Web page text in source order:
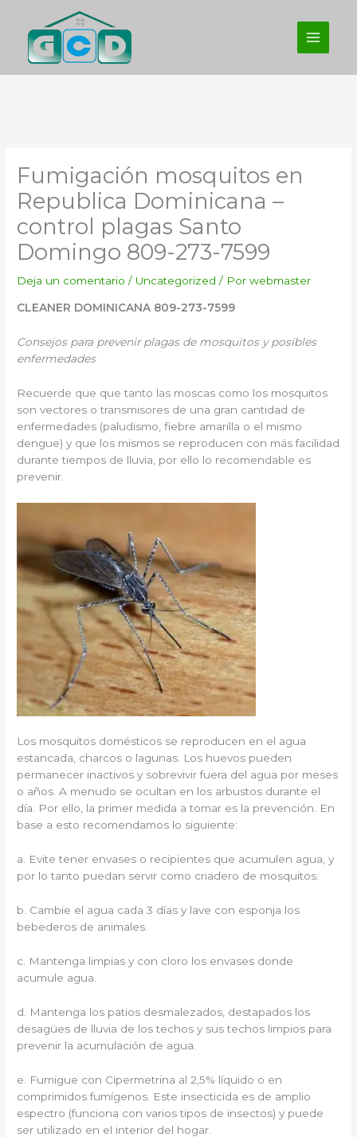
contenido
Fumigación mosquitos en
Republica Dominicana –
control plagas Santo
Domingo 809-273-7599
Deja un comentario / Uncategorized / Porwebmaster
CLEANER DOMINICANA 809-273-7599
Consejos para prevenir plagas de mosquitos y posibles
enfermedades
Recuerde que que tanto las moscas como los mosquitos
son vectores o transmisores de una gran cantidad de
enfermedades (paludismo, fiebre amarilla o el mismo
dengue) y que los mismos se reproducen con más facilidad
durante tiempos de lluvia, por ello lo recomendable es
prevenir.
Los mosquitos domésticos se reproducen en el agua
estancada, charcos o lagunas. Los huevos pueden
permanecer inactivos y sobrevivir fuera del agua por meses
o años. A menudo se ocultan en los arbustos durante el
día. Por ello, la primer medida a tomar es la prevención. En
base a esto recomendamos lo siguiente:
a. Evite tener envases o recipientes que acumulen agua, y
por lo tanto puedan servir como criadero de mosquitos.
b. Cambie el agua cada 3 días y lave con esponja los
bebederos de animales.
c. Mantenga limpias y con cloro los envases donde
acumule agua.
d. Mantenga los patios desmalezados, destapados los
desagües de lluvia de los techos y sus techos limpios para
prevenir la acumulación de agua.
e. Fumigue con Cipermetrina al 2,5% líquido o en
comprimidos fumígenos. Este insecticida es de amplio
espectro (funciona con varios tipos de insectos) y puede
ser utilizado en el interior del hogar.